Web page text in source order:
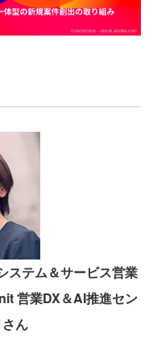
テム＆サービス営業
営業DX＆AI推進セン
ん